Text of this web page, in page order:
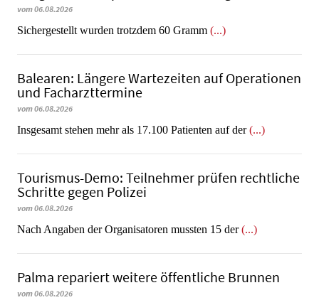
vom 06.08.2026
​​​​​​​Sichergestellt wurden trotzdem 60 Gramm (...)
Balearen: Längere Wartezeiten auf Operationen
und Facharzttermine
vom 06.08.2026
Insgesamt stehen mehr als 17.100 Patienten auf der(...)
Tourismus-Demo: Teilnehmer prüfen rechtliche
Schritte gegen Polizei
vom 06.08.2026
Nach Angaben der Organisatoren mussten 15 der(...)
Palma repariert weitere öffentliche Brunnen
vom 06.08.2026